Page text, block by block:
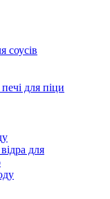
соусів
для піци
для